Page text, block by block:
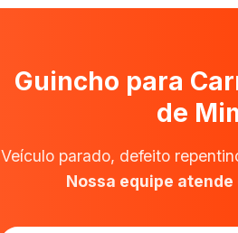
Guincho para
de
Veículo parado, defeito
Nossa equipe